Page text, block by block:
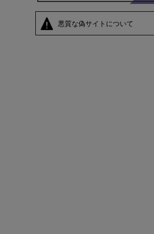
悪質な偽サイトについて